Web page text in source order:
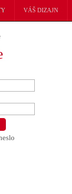
VÁŠ DIZAJN